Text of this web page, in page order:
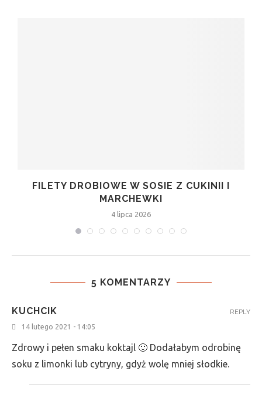
FILETY DROBIOWE W SOSIE Z CUKINII I
MARCHEWKI
4 lipca 2026
5 KOMENTARZY
KUCHCIK
14 lutego 2021 - 14:05
Zdrowy i pełen smaku koktajl 🙂 Dodałabym odrobinę
soku z limonki lub cytryny, gdyż wolę mniej słodkie.
REPLY